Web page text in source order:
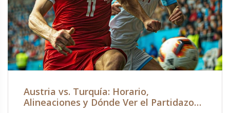
Austria vs. Turquía: Horario,
Alineaciones y Dónde Ver el Partidazo